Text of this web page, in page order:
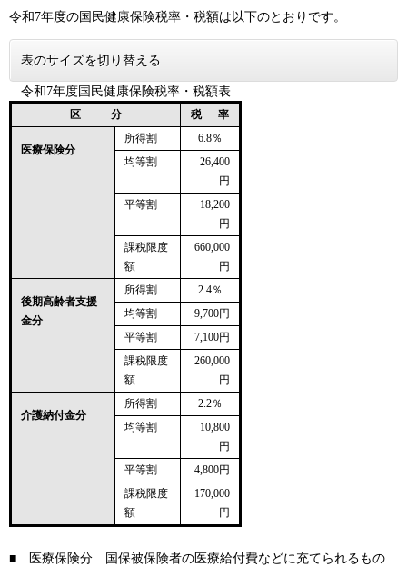
令和7年度の国民健康保険税率・税額は以下のとおりです。
表のサイズを切り替える
令和7年度国民健康保険税率・税額表
区 分 税 率
医療保険分
所得割
6.8％
均等割
26,400
円
平等割
18,200
円
課税限度
額
660,000
円
後期高齢者支援
金分
所得割
2.4％
均等割
9,700円
平等割
7,100円
課税限度
額
260,000
円
介護納付金分
所得割
2.2％
均等割
10,800
円
平等割
4,800円
課税限度
額
170,000
円
■ 医療保険分…国保被保険者の医療給付費などに充てられるもの